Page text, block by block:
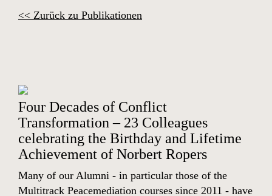
<< Zurück zu Publikationen
Four Decades of Conflict
Transformation – 23 Colleagues
celebrating the Birthday and Lifetime
Achievement of Norbert Ropers
Many of our Alumni - in particular those of the
Multitrack Peacemediation courses since 2011 - have